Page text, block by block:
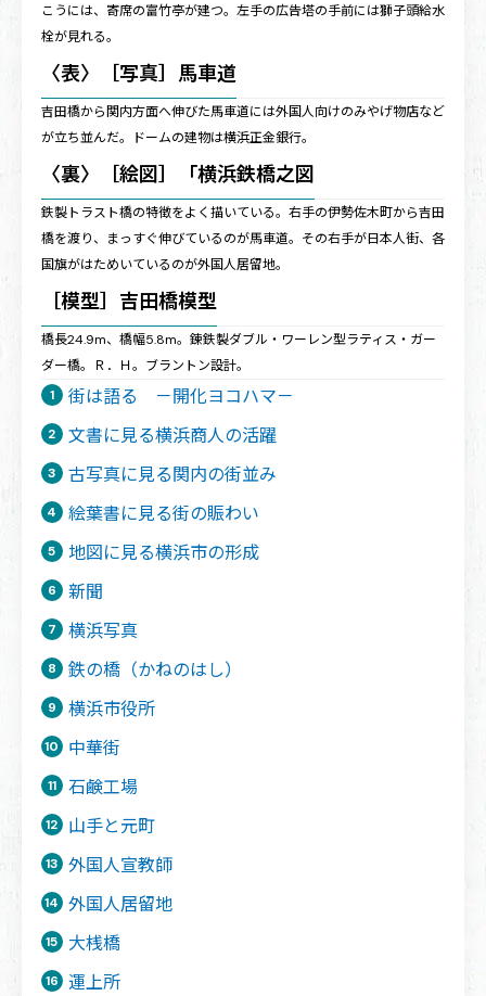
こうには、寄席の富竹亭が建つ。左手の広告塔の手前には獅子頭給水
栓が見れる。
〈表〉［写真］馬車道
吉田橋から関内方面へ伸びた馬車道には外国人向けのみやげ物店など
が立ち並んだ。ドームの建物は横浜正金銀行。
〈裏〉［絵図］「横浜鉄橋之図
鉄製トラスト橋の特徴をよく描いている。右手の伊勢佐木町から吉田
橋を渡り、まっすぐ伸びているのが馬車道。その右手が日本人街、各
国旗がはためいているのが外国人居留地。
［模型］吉田橋模型
橋長24.9m、橋幅5.8m。錬鉄製ダブル・ワーレン型ラティス・ガー
ダー橋。Ｒ．Ｈ。ブラントン設計。
街は語る －開化ヨコハマ－
文書に見る横浜商人の活躍
古写真に見る関内の街並み
絵葉書に見る街の賑わい
地図に見る横浜市の形成
新聞
横浜写真
鉄の橋（かねのはし）
横浜市役所
中華街
石鹸工場
山手と元町
外国人宣教師
外国人居留地
大桟橋
運上所